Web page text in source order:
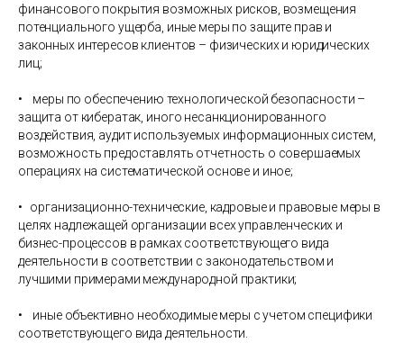
финансового покрытия возможных рисков, возмещения
потенциального ущерба, иные меры по защите прав и
законных интересов клиентов – физических и юридических
лиц;
• меры по обеспечению технологической безопасности –
защита от кибератак, иного несанкционированного
воздействия, аудит используемых информационных систем,
возможность предоставлять отчетность о совершаемых
операциях на систематической основе и иное;
• организационно-технические, кадровые и правовые меры в
целях надлежащей организации всех управленческих и
бизнес-процессов в рамках соответствующего вида
деятельности в соответствии с законодательством и
лучшими примерами международной практики;
• иные объективно необходимые меры с учетом специфики
соответствующего вида деятельности.